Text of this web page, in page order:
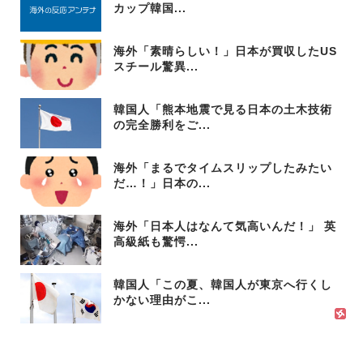
カップ韓国...
海外「素晴らしい！」日本が買収したUS
スチール驚異...
韓国人「熊本地震で見る日本の土木技術
の完全勝利をご...
海外「まるでタイムスリップしたみたい
だ…！」日本の...
海外「日本人はなんて気高いんだ！」 英
高級紙も驚愕...
韓国人「この夏、韓国人が東京へ行くし
かない理由がこ...